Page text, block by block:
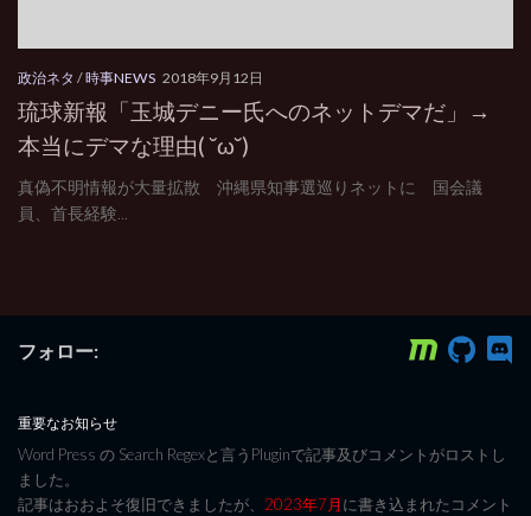
政治ネタ /時事NEWS 2018年9月12日
琉球新報「玉城デニー氏へのネットデマだ」→
本当にデマな理由( ˘ω˘)
真偽不明情報が大量拡散 沖縄県知事選巡りネットに 国会議
員、首長経験...
フォロー:
重要なお知らせ
Word Press の Search Regexと言うPluginで記事及びコメントがロストし
ました。
記事はおおよそ復旧できましたが、 2023年7月に書き込まれたコメント